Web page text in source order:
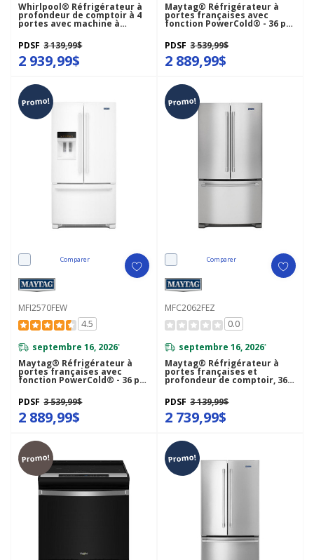
Whirlpool® Réfrigérateur à
profondeur de comptoir à 4
portes avec machine à
glaçons dans la porte de 36
po WRQC7836RZ
PDSF 3 139,99$
2 939,99$
Maytag® Réfrigérateur à
portes françaises avec
fonction PowerCold® - 36 po
PDSF 3 539,99$
2 889,99$
Promo!
Comparer
MFI2570FEW
4.5
septembre 16, 2026*
Maytag® Réfrigérateur à
portes françaises avec
fonction PowerCold® - 36 po
PDSF 3 539,99$
2 889,99$
Promo!
Comparer
MFC2062FEZ
0.0
septembre 16, 2026*
Maytag® Réfrigérateur à
portes françaises et
profondeur de comptoir, 36
po, 20 pi cu MFC2062FEZ
PDSF 3 139,99$
2 739,99$
Promo! Promo!